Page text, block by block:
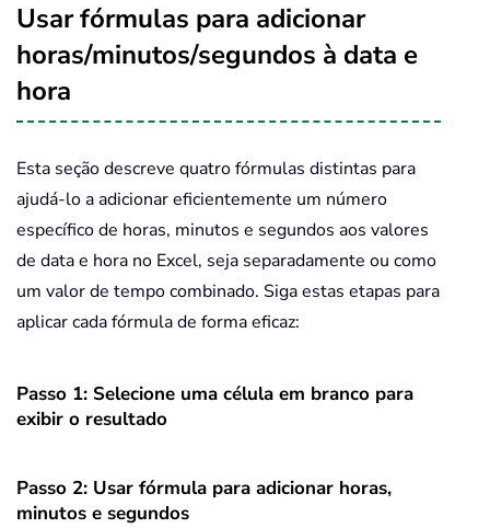
Usar fórmulas para adicionar
horas/minutos/segundos à data e
hora
Esta seção descreve quatro fórmulas distintas para
ajudá-lo a adicionar eficientemente um número
específico de horas, minutos e segundos aos valores
de data e hora no Excel, seja separadamente ou como
um valor de tempo combinado. Siga estas etapas para
aplicar cada fórmula de forma eficaz:
Passo 1: Selecione uma célula em branco para
exibir o resultado
Passo 2: Usar fórmula para adicionar horas,
minutos e segundos